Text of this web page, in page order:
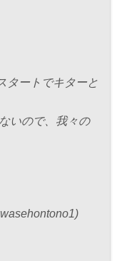
タートでキターと
いので、我々の